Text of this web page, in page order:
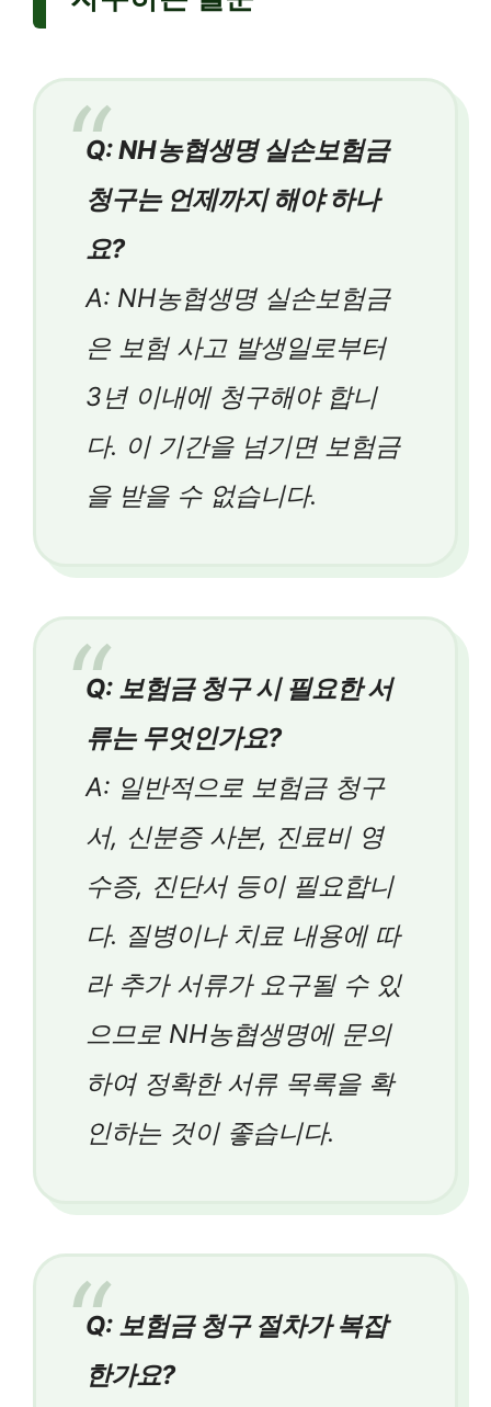
Q: NH농협생명 실손보험금
청구는 언제까지 해야 하나
요?
A: NH농협생명 실손보험금
은 보험 사고 발생일로부터
3년 이내에 청구해야 합니
다. 이 기간을 넘기면 보험금
을 받을 수 없습니다.
Q: 보험금 청구 시 필요한 서
류는 무엇인가요?
A: 일반적으로 보험금 청구
서, 신분증 사본, 진료비 영
수증, 진단서 등이 필요합니
다. 질병이나 치료 내용에 따
라 추가 서류가 요구될 수 있
으므로 NH농협생명에 문의
하여 정확한 서류 목록을 확
인하는 것이 좋습니다.
Q: 보험금 청구 절차가 복잡
한가요?